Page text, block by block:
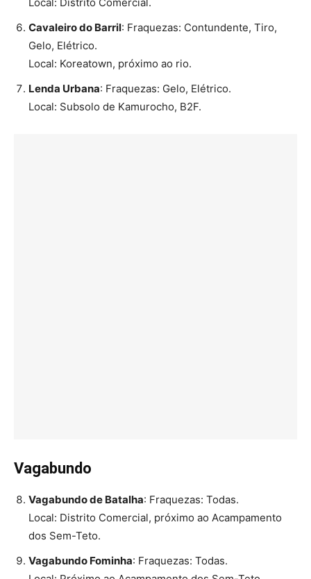
Cavaleiro do Barril: Fraquezas: Contundente, Tiro,
Gelo, Elétrico.
Local: Koreatown, próximo ao rio.
Lenda Urbana: Fraquezas: Gelo, Elétrico.
Local: Subsolo de Kamurocho, B2F.
Vagabundo
Vagabundo de Batalha: Fraquezas: Todas.
Local: Distrito Comercial, próximo ao Acampamento
dos Sem-Teto.
Vagabundo Fominha: Fraquezas: Todas.